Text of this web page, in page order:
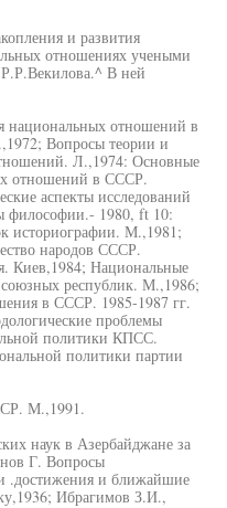
и развития
отношениях учеными
Р.Р.Векилова.^ В ней
национальных отношений в
Вопросы теории и
Л.,1974: Основные
отношений в СССР.
аспекты исследований
философии.- 1980, ft 10:
историографии. М.,1981;
народов СССР.
Киев,1984; Национальные
республик. М.,1986;
в СССР. 1985-1987 гг.
проблемы
политики КПСС.
политики партии
М.,1991.
наук в Азербайджане за
Г. Вопросы
.достижения и ближайшие
Ибрагимов З.И.,